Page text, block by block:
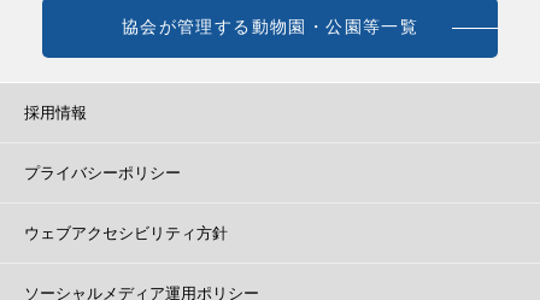
協会が管理する動物園・公園等一覧
採用情報
プライバシーポリシー
ウェブアクセシビリティ方針
ソーシャルメディア運用ポリシー